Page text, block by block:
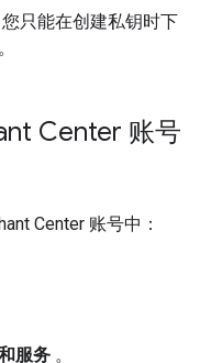
只能在创建私钥时下
Center 账号
Center 账号中：
服务 。